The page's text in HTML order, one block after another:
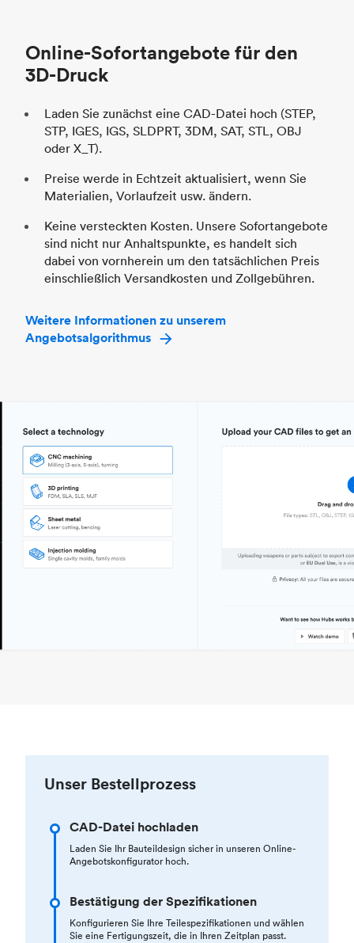
Online-Sofortangebote für den
3D-Druck
Laden Sie zunächst eine CAD-Datei hoch (STEP,
STP, IGES, IGS, SLDPRT, 3DM, SAT, STL, OBJ
oder X_T).
Preise werde in Echtzeit aktualisiert, wenn Sie
Materialien, Vorlaufzeit usw. ändern.
Keine versteckten Kosten. Unsere Sofortangebote
sind nicht nur Anhaltspunkte, es handelt sich
dabei von vornherein um den tatsächlichen Preis
einschließlich Versandkosten und Zollgebühren.
Weitere Informationen zu unserem
Angebotsalgorithmus
Unser Bestellprozess
CAD-Datei hochladen
Laden Sie Ihr Bauteildesign sicher in unseren Online-
Angebotskonfigurator hoch.
Bestätigung der Spezifikationen
Konfigurieren Sie Ihre Teilespezifikationen und wählen
Sie eine Fertigungszeit, die in Ihren Zeitplan passt.